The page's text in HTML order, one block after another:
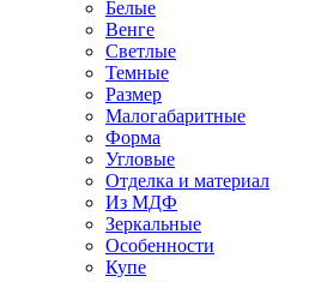
Белые
Венге
Светлые
Темные
Размер
Малогабаритные
Форма
Угловые
Отделка и материал
Из МДФ
Зеркальные
Особенности
Купе